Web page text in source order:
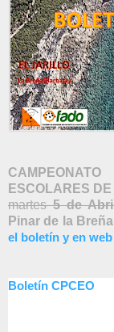
ESCOLARES
martes5 de
Pinar de la Breña
el boletín y en
Boletín CPCEO